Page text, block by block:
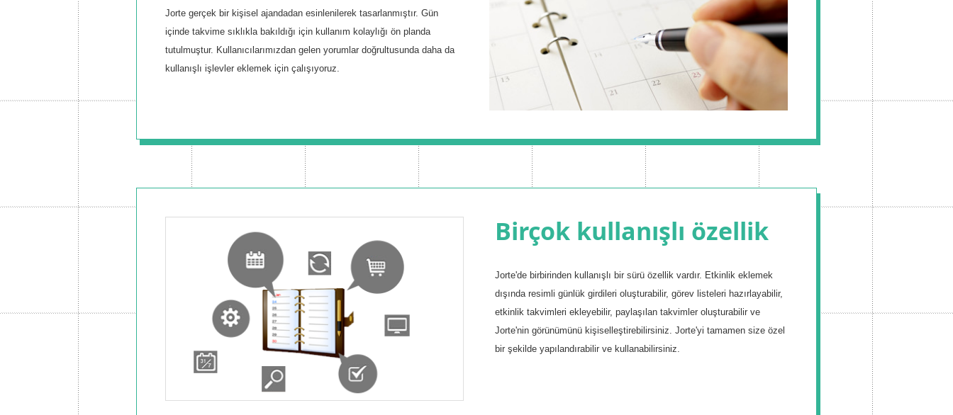
Jorte gerçek bir kişisel ajandadan esinlenilerek tasarlanmıştır. Gün
içinde takvime sıklıkla bakıldığı için kullanım kolaylığı ön planda
tutulmuştur. Kullanıcılarımızdan gelen yorumlar doğrultusunda daha da
kullanışlı işlevler eklemek için çalışıyoruz.
Birçok kullanışlı özellik
Jorte'de birbirinden kullanışlı bir sürü özellik vardır. Etkinlik eklemek
dışında resimli günlük girdileri oluşturabilir, görev listeleri hazırlayabilir,
etkinlik takvimleri ekleyebilir, paylaşılan takvimler oluşturabilir ve
Jorte'nin görünümünü kişiselleştirebilirsiniz. Jorte'yi tamamen size özel
bir şekilde yapılandırabilir ve kullanabilirsiniz.